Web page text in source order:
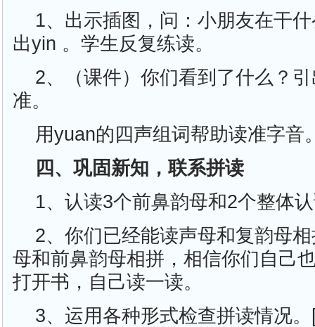
1、出示插图，问：小朋友在干
出yin 。学生反复练读。
2、（课件）你们看到了什么？
准。
用yuan的四声组词帮助读准字音
四、巩固新知，联系拼读
1、认读3个前鼻韵母和2个整体
2、你们已经能读声母和复韵母
母和前鼻韵母相拼，相信你们自己
打开书，自己读一读。
3、运用各种形式检查拼读情况